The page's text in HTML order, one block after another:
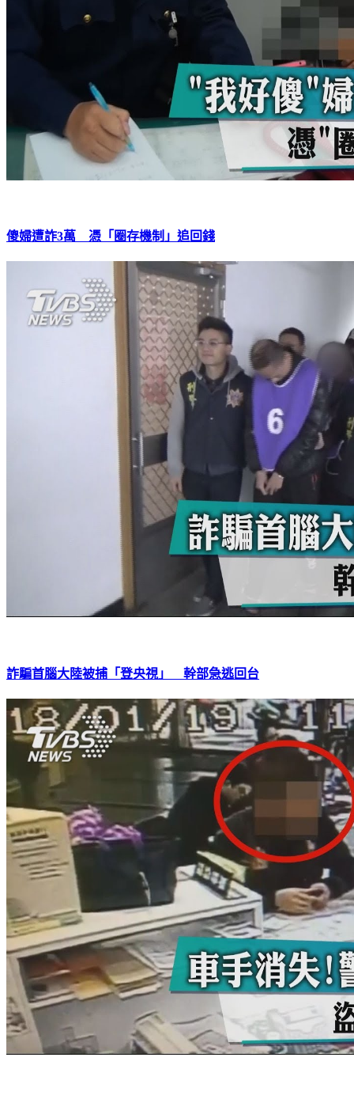
傻婦遭詐3萬 憑「圈存機制」追回錢
詐騙首腦大陸被捕「登央視」 幹部急逃回台